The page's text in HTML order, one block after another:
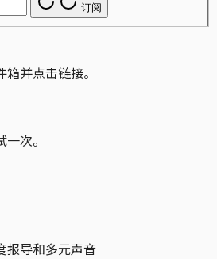
订阅
并点击链接。
次。
报导和多元声音